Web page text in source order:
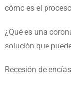
cómo es el proceso
¿Qué es una
solución que
Recesión de